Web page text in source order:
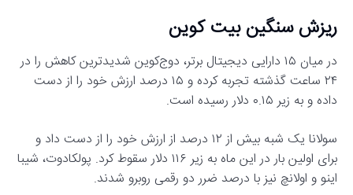
ریزش سنگین بیت کوین
در میان ۱۵ دارایی دیجیتال برتر، دوج‌کوین شدیدترین کاهش را در
۲۴ ساعت گذشته تجربه کرده و ۱۵ درصد ارزش خود را از دست
داده و به زیر ۰.۱۵ دلار رسیده است.
سولانا یک شبه بیش از ۱۲ درصد از ارزش خود را از دست داد و
برای اولین بار در این ماه به زیر ۱۱۶ دلار سقوط کرد. پولکادوت، شیبا
اینو و اولانچ نیز با درصد ضرر دو رقمی روبرو شدند.